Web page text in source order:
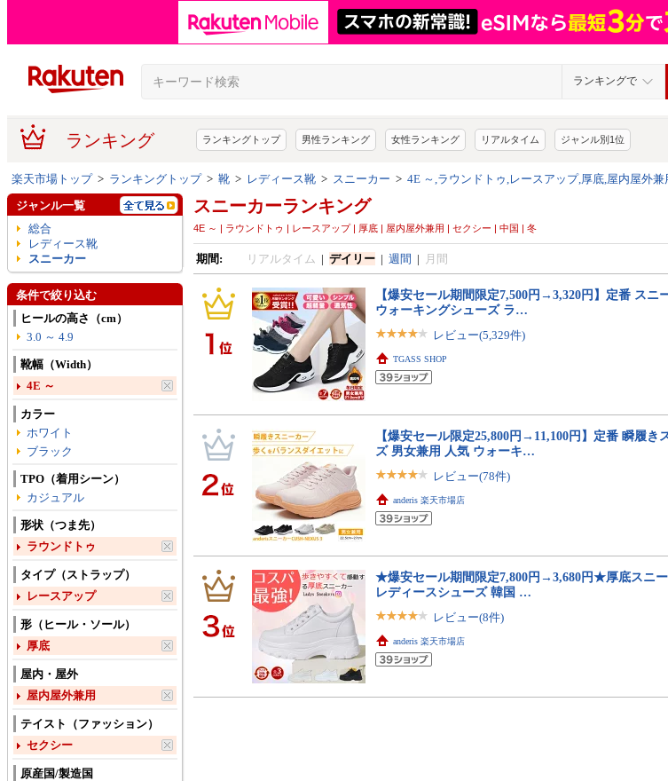
ランキングで
ランキング ランキングトップ 男性ランキング 女性ランキング リアルタイム ジャンル別1位
楽天市場トップ> ランキングトップ> 靴 > レディース靴 > スニーカー > 4E ～,ラウンドトゥ,レースアップ,厚底,屋内屋外兼
スニーカーランキング
4E ～ | ラウンドトゥ | レースアップ | 厚底 | 屋内屋外兼用 | セクシー | 中国 | 冬
期間: リアルタイム | デイリー| 週間 | 月間
【爆安セール期間限定7,500円→3,320円】定番 ス
ウォーキングシューズ ラ…
レビュー(5,329件)
TGASS SHOP
【爆安セール限定25,800円→11,100円】定番 瞬履
ズ 男女兼用 人気 ウォーキ…
レビュー(78件)
anderis 楽天市場店
★爆安セール期間限定7,800円→3,680円★厚底スニ
レディースシューズ 韓国 …
レビュー(8件)
anderis 楽天市場店
ジャンル一覧
総合
レディース靴
スニーカー
条件で絞り込む
ヒールの高さ（cm）
3.0 ～ 4.9
靴幅（Width）
4E ～
カラー
ホワイト
ブラック
TPO（着用シーン）
カジュアル
形状（つま先）
ラウンドトゥ
タイプ（ストラップ）
レースアップ
形（ヒール・ソール）
厚底
屋内・屋外
屋内屋外兼用
テイスト（ファッション）
セクシー
原産国/製造国